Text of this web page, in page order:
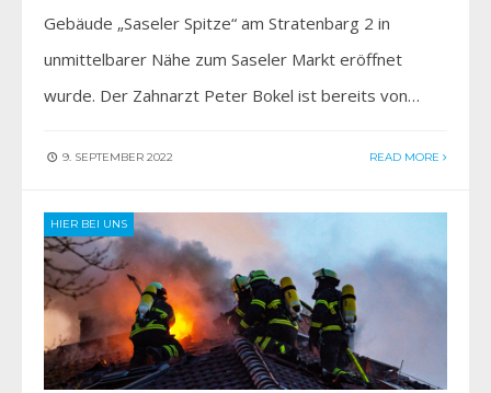
Gebäude „Saseler Spitze“ am Stratenbarg 2 in
unmittelbarer Nähe zum Saseler Markt eröffnet
wurde. Der Zahnarzt Peter Bokel ist bereits von…
9. SEPTEMBER 2022 READ MORE
HIER BEI UNS